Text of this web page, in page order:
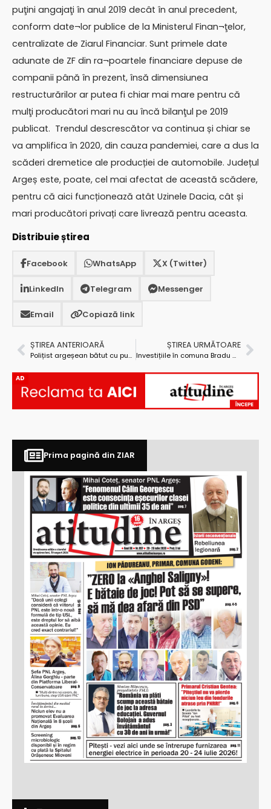
puţini angajaţi în anul 2019 decât în anul precedent,
conform date¬lor publice de la Ministerul Finan¬ţelor,
centralizate de Ziarul Financiar. Sunt primele date
adunate de ZF din ra¬poartele financiare depuse de
companii până în prezent, însă dimensiunea
restructurărilor ar putea fi chiar mai mare pentru că
mulţi producători mari nu au încă bilanţul pe 2019
publicat. Trendul descrescător va continua și chiar se
va amplifica în 2020, din cauza pandemiei, care a dus la
scăderi dremetice ale producției de automobile. Județul
Argeș este, poate, cel mai afectat de această scădere,
pentru că aici funcționează atât Uzinele Dacia, cât și
mari producători privați care livrează pentru aceasta.
Distribuie știrea
Facebook WhatsApp X (Twitter)
LinkedIn Telegram Messenger
Email Copiază link
ȘTIREA ANTERIOARĂ
Polițist argeșean bătut cu pumnii și picioarele. Agresorul – trimis în judecată pentru ultraj
ȘTIREA URMĂTOARE
Investițiile în comuna Bradu au continuat, anul acesta, în ritm susținut. Iată la ce se lucrează
AD
Prima pagină din ZIAR